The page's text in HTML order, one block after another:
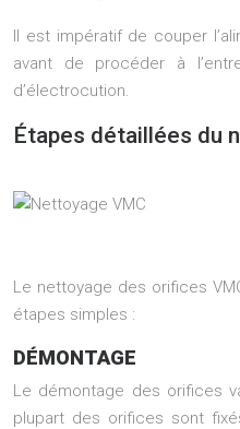
Il est impératif de couper
avant de procéder à
d’électrocution.
Étapes détaillées du
Le nettoyage des orifices
étapes simples :
DÉMONTAGE
Le démontage des orifices
plupart des orifices sont